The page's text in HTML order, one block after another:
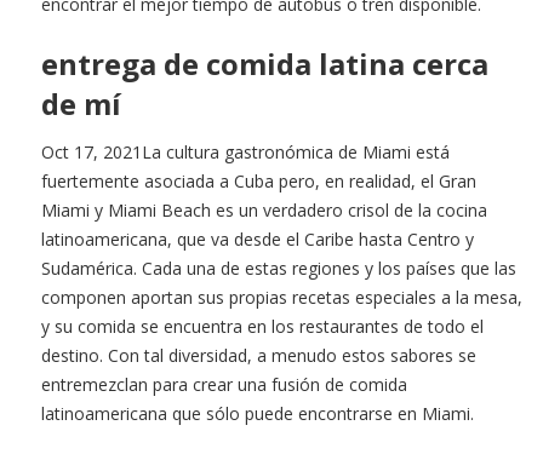
entrega de comida latina cerca
de mí
Oct 17, 2021La cultura gastronómica de Miami está
fuertemente asociada a Cuba pero, en realidad, el Gran
Miami y Miami Beach es un verdadero crisol de la cocina
latinoamericana, que va desde el Caribe hasta Centro y
Sudamérica. Cada una de estas regiones y los países que las
componen aportan sus propias recetas especiales a la mesa,
y su comida se encuentra en los restaurantes de todo el
destino. Con tal diversidad, a menudo estos sabores se
entremezclan para crear una fusión de comida
latinoamericana que sólo puede encontrarse en Miami.